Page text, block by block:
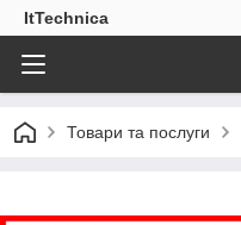
ItTechnica
Товари та послуги